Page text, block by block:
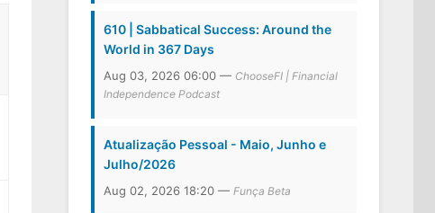
610 | Sabbatical Success: Around the
World in 367 Days
Aug 03, 2026 06:00 — ChooseFI | Financial
Independence Podcast
Atualização Pessoal - Maio, Junho e
Julho/2026
Aug 02, 2026 18:20 —Funça Beta